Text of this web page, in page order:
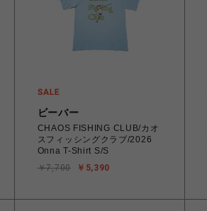
ビーバー
CHAOS FISHING CLUB/カオ
スフィッシングクラブ/2026
Onna T-Shirt S/S
￥5,390
￥7,700